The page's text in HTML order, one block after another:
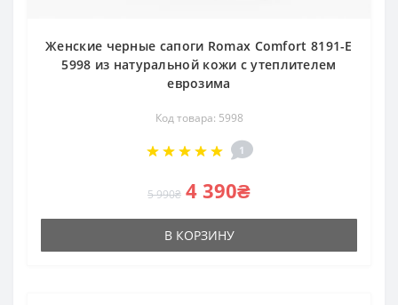
Женские черные сапоги Romax Comfort 8191-E
5998 из натуральной кожи с утеплителем
еврозима
Код товара: 5998
1
5 990₴ 4 390₴
В КОРЗИНУ